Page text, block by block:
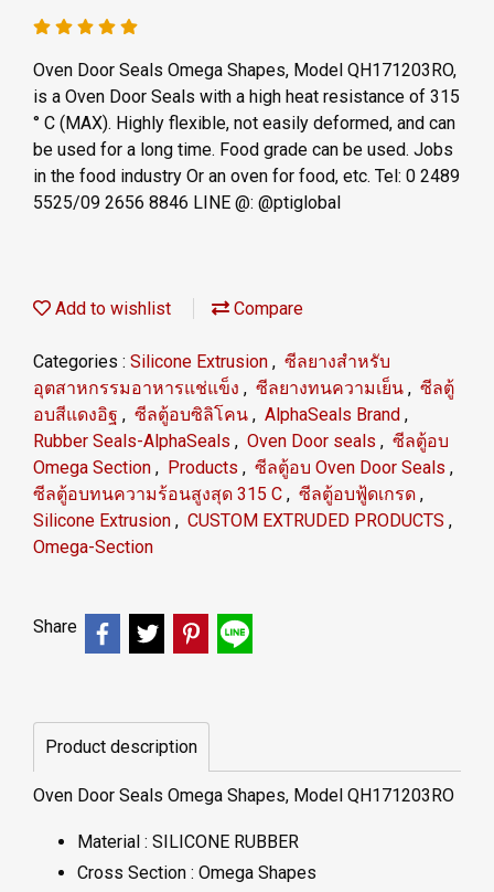
Oven Door Seals Omega Shapes, Model QH171203RO,
is a Oven Door Seals with a high heat resistance of 315
° C (MAX). Highly flexible, not easily deformed, and can
be used for a long time. Food grade can be used. Jobs
in the food industry Or an oven for food, etc. Tel: 0 2489
5525/09 2656 8846 LINE @: @ptiglobal
Add to wishlist Compare
Categories : Silicone Extrusion , ซีลยางสำหรับ
อุตสาหกรรมอาหารแช่แข็ง , ซีลยางทนความเย็น , ซีลตู้
อบสีแดงอิฐ , ซีลตู้อบซิลิโคน , AlphaSeals Brand ,
Rubber Seals-AlphaSeals , Oven Door seals , ซีลตู้อบ
Omega Section , Products , ซีลตู้อบ Oven Door Seals ,
ซีลตู้อบทนความร้อนสูงสุด 315 C , ซีลตู้อบฟู้ดเกรด ,
Silicone Extrusion , CUSTOM EXTRUDED PRODUCTS ,
Omega-Section
Share
Product description
Oven Door Seals Omega Shapes, Model QH171203RO
Material : SILICONE RUBBER
Cross Section : Omega Shapes